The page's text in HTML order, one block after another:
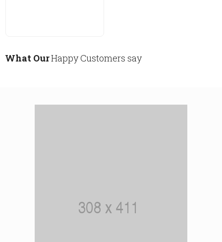
What OurHappy Customers say